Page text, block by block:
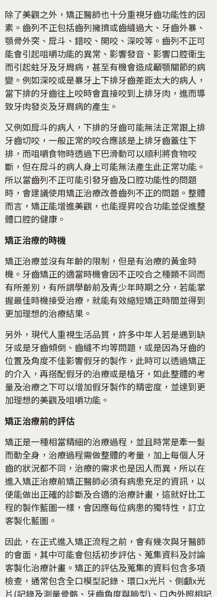
除了美觀之外，矯正醫師也十分重視牙齒功能性的因
素。齒列不正包括齒列擁擠或齒縫過大、牙齒外暴、
顎骨外突、戽斗、錯咬、開咬、深咬等。齒列不正可
能會引起咀嚼功能的異常、影響發音、影響口腔衛生
而引起蛀牙及牙周病，甚至有機會造成顳顎關節的病
變。例如深咬或是暴牙上下排牙齒差距太大的病人，
當下排的牙齒往上咬時會直接咬到上排牙肉，進而導
致牙肉發炎及牙周病的產生。
又例如戽斗的病人，下排的牙齒可能無法正常跟上排
牙齒切咬，一般正常的咬合應該是上排牙齒蓋住下
排，而咀嚼食物時透過下巴滑動可以順利將食物咬
斷，但在戽斗的病人身上可能無法產生此正常功能。
所以當齒列不正可能引發牙齒及口腔功能性的問題
時，會建議使用矯正治療改善齒列不正的問題。整體
而言，矯正能增進美觀，也能提昇咬合功能並促進整
體口腔的健康。
矯正治療的時機
矯正治療並沒有年齡的限制，但是有治療的黃金時
機。牙齒矯正的適當時機會因不正咬合之種類不同而
有所差別，有所謂學齡前及青少年時期之分，若能掌
握最佳時機接受治療，就能有效縮短矯正時間並得到
更加理想的治療結果。
另外，現代人重視生活品質，許多中年人若是遇到缺
牙或是牙齒傾倒、齒縫不均等問題，或是因為牙齒的
位置及角度不佳影響假牙的製作，此時可以透過矯正
的介入，再搭配假牙的治療或是植牙，如此整體的考
量及治療之下可以增加假牙製作的精密度，並達到更
加理想的美觀及咀嚼功能。
矯正治療前的評估
矯正是一種相當精細的治療過程，並且時常是牽一髮
而動全身，治療過程需做整體的考量，加上每個人牙
齒的狀況都不同，治療的需求也是因人而異，所以在
進入矯正治療前矯正醫師必須有病患充足的資訊，以
便能做出正確的診斷及合適的治療計畫，這就好比工
程的製作藍圖一樣，會因應每位病患的獨特性，訂立
客製化藍圖。
因此，在正式進入矯正流程之前，會有幾次與牙醫師
的會面，其中可能會包括初步評估、蒐集資料及討論
客製化治療計畫。矯正的評估及蒐集的資料包含多項
檢查，通常包含全口模型記錄、環口x光片、側顱x光
片(記錄及測量骨骼、牙齒角度與臉型)、口內外照相記